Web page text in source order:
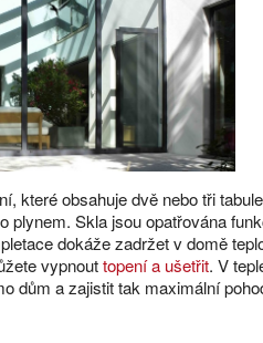
které obsahuje dvě nebo tři
plynem. Skla jsou opatřována
dokáže zadržet v domě
vypnouttopení a ušetřit. V
dům a zajistit tak maximální